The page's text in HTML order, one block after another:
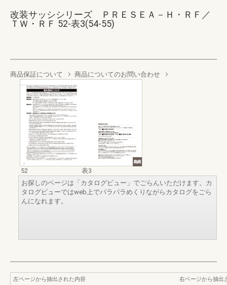
改装サッシシリーズ ＰＲＥＳＥＡ－Ｈ・ＲＦ／
ＴＷ・ＲＦ 52-表3(54-55)
商品保証について 商品についてのお問い合わせ
52
表3
お探しのページは「カタログビュー」でごらんいただけます。カ
タログビューではweb上でパラパラめくりながらカタログをごら
んになれます。
左ページから抽出された内容
右ページから抽出